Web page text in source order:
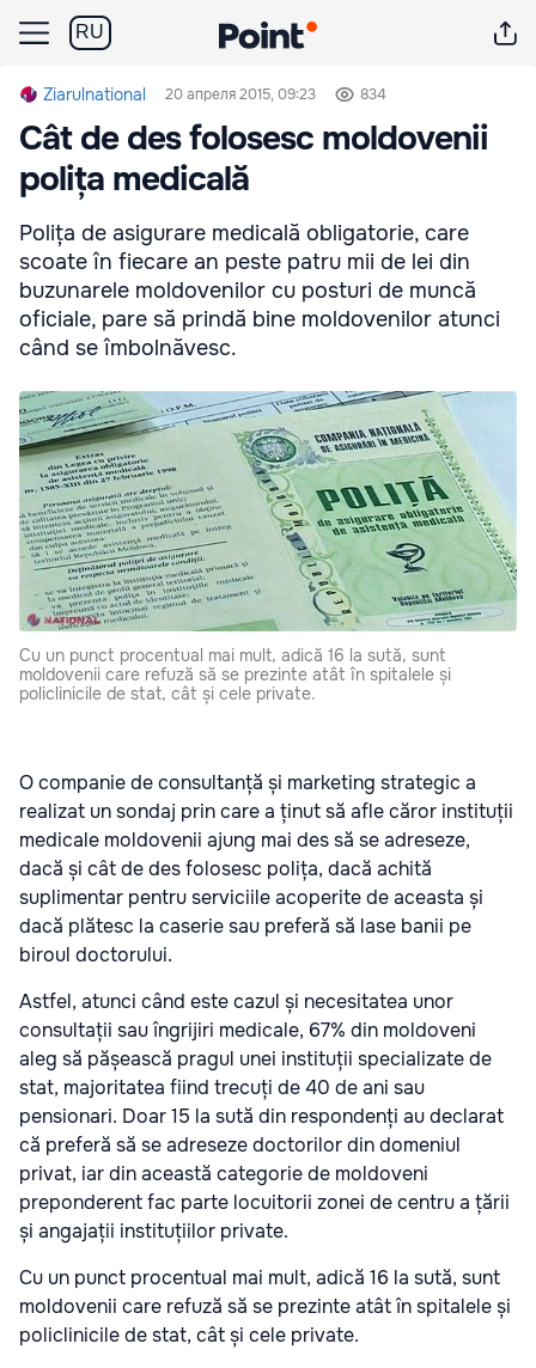
RU
Ziarulnational 20 апреля 2015, 09:23 834
Cât de des folosesc moldovenii
polița medicală
Polița de asigurare medicală obligatorie, care
scoate în fiecare an peste patru mii de lei din
buzunarele moldovenilor cu posturi de muncă
oficiale, pare să prindă bine moldovenilor atunci
când se îmbolnăvesc.
Cu un punct procentual mai mult, adică 16 la sută, sunt
moldovenii care refuză să se prezinte atât în spitalele și
policlinicile de stat, cât și cele private.
Ocompanie de consultanță și marketing strategic a
realizat un sondaj prin care a ținut să afle căror instituții
medicale moldovenii ajung mai des să se adreseze,
dacă și cât de des folosesc polița, dacă achită
suplimentar pentru serviciile acoperite de aceasta și
dacă plătesc la caserie sau preferă să lase banii pe
biroul doctorului.
Astfel, atunci când este cazul și necesitatea unor
consultații sau îngrijiri medicale, 67% din moldoveni
aleg să pășească pragul unei instituții specializate de
stat, majoritatea fiind trecuți de 40 de ani sau
pensionari. Doar 15 la sută din respondenți au declarat
că preferă să se adreseze doctorilor din domeniul
privat, iar din această categorie de moldoveni
preponderent fac parte locuitorii zonei de centru a țării
și angajații instituțiilor private.
Cu un punct procentual mai mult, adică 16 la sută, sunt
moldovenii care refuză să se prezinte atât în spitalele și
policlinicile de stat, cât și cele private.